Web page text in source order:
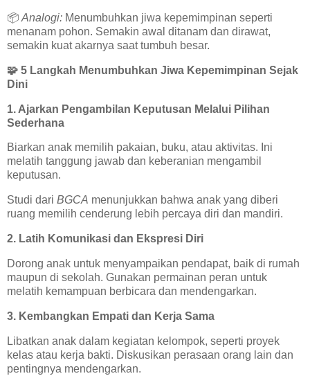
📦 Analogi: Menumbuhkan jiwa kepemimpinan seperti
menanam pohon. Semakin awal ditanam dan dirawat,
semakin kuat akarnya saat tumbuh besar.
🧩 5 Langkah Menumbuhkan Jiwa Kepemimpinan Sejak
Dini
1. Ajarkan Pengambilan Keputusan Melalui Pilihan
Sederhana
Biarkan anak memilih pakaian, buku, atau aktivitas. Ini
melatih tanggung jawab dan keberanian mengambil
keputusan.
Studi dari BGCA menunjukkan bahwa anak yang diberi
ruang memilih cenderung lebih percaya diri dan mandiri.
2. Latih Komunikasi dan Ekspresi Diri
Dorong anak untuk menyampaikan pendapat, baik di rumah
maupun di sekolah. Gunakan permainan peran untuk
melatih kemampuan berbicara dan mendengarkan.
3. Kembangkan Empati dan Kerja Sama
Libatkan anak dalam kegiatan kelompok, seperti proyek
kelas atau kerja bakti. Diskusikan perasaan orang lain dan
pentingnya mendengarkan.